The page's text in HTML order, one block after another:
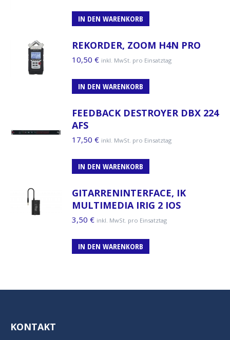
IN DEN WARENKORB
REKORDER, ZOOM H4N PRO
10,50 € inkl. MwSt. pro Einsatztag
IN DEN WARENKORB
FEEDBACK DESTROYER DBX 224
AFS
17,50 € inkl. MwSt. pro Einsatztag
IN DEN WARENKORB
GITARRENINTERFACE, IK
MULTIMEDIA IRIG 2 IOS
3,50 € inkl. MwSt. pro Einsatztag
IN DEN WARENKORB
KONTAKT